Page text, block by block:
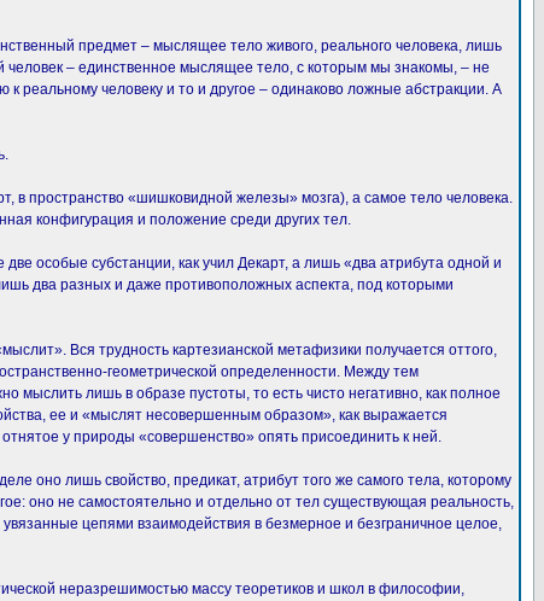
предмет – мыслящее тело живого, реального человека, лишь
– единственное мыслящее тело, с которым мы знакомы, – не
реальному человеку и то и другое – одинаково ложные абстракции. А
в пространство «шишковидной железы» мозга), а самое тело человека.
конфигурация и положение среди других тел.
особые субстанции, как учил Декарт, а лишь «два атрибута одной и
два разных и даже противоположных аспекта, под которыми
Вся трудность картезианской метафизики получается оттого,
геометрической определенности. Между тем
мыслить лишь в образе пустоты, то есть чисто негативно, как полное
ее и «мыслят несовершенным образом», как выражается
у природы «совершенство» опять присоединить к ней.
оно лишь свойство, предикат, атрибут того же самого тела, которому
оно не самостоятельно и отдельно от тел существующая реальность,
цепями взаимодействия в безмерное и безграничное целое,
неразрешимостью массу теоретиков и школ в философии,